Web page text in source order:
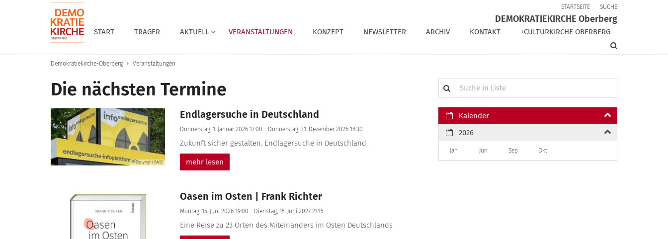
Zum Inhalt springen STARTSEITE SUCHE
DEMOKRATIEKIRCHE Oberberg
START TRÄGER AKTUELL VERANSTALTUNGEN KONZEPT NEWSLETTER ARCHIV KONTAKT +CULTURKIRCHE OBERBERG
Demokratiekirche-Oberberg Veranstaltungen
Die nächsten Termine
© Copyright BASE
Endlagersuche in Deutschland
Donnerstag, 1. Januar 2026 17:00 - Donnerstag, 31. Dezember 2026 18:30
Zukunft sicher gestalten. Endlagersuche in Deutschland.
mehr lesen
Oasen im Osten | Frank Richter
Montag, 15. Juni 2026 19:00 - Dienstag, 15. Juni 2027 21:15
Eine Reise zu 23 Orten des Miteinanders im Osten Deutschlands
Suche in Liste
Kalender
2026
Jan Jun Sep Okt